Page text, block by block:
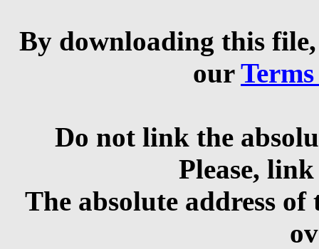
By downloading this
our
Do not link the
Please,
The absolute address